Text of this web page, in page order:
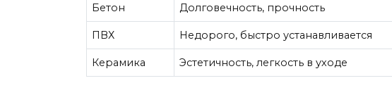
Бетон Долговечность, прочность
ПВХ Недорого, быстро устанавливается
Керамика Эстетичность, легкость в уходе